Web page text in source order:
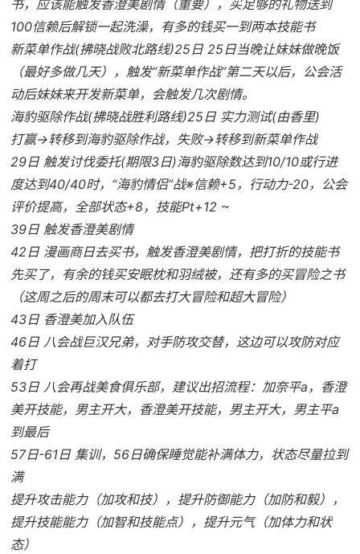
书，应该能触发香澄美剧情（重要），买足够的礼物送到
100信赖后解锁一起洗澡，有多的钱买一到两本技能书
新菜单作战(拂晓战败北路线)25日 25日当晚让妹妹做晚饭
（最好多做几天），触发“新菜单作战”第二天以后，公会活
动后妹妹来开发新菜单，会触发几次剧情。
海豹驱除作战(拂晓战胜利路线)25日 实力测试(由香里)
打赢→转移到海豹驱除作战，失败→转移到新菜单作战
29日 触发讨伐委托(期限3日)海豹驱除数达到10/10或行进
度达到40/40时，“海豹情侣”战※信赖+5，行动力-20，公会
评价提高，全部状态+8，技能Pt+12 ~
39日 触发香澄美剧情
42日 漫画商日去买书，触发香澄美剧情，把打折的技能书
先买了，有余的钱买安眠枕和羽绒被，还有多的买冒险之书
（这周之后的周末可以都去打大冒险和超大冒险）
43日 香澄美加入队伍
46日 八会战巨汉兄弟，对手防攻交替，这边可以攻防对应
着打
53日 八会再战美食俱乐部，建议出招流程：加奈平a，香澄
美开技能，男主开大，香澄美开技能，男主开大，男主平a
到最后
57日-61日 集训，56日确保睡觉能补满体力，状态尽量拉到
满
提升攻击能力（加攻和技），提升防御能力（加防和毅），
提升技能能力（加智和技能点），提升元气（加体力和状
态）